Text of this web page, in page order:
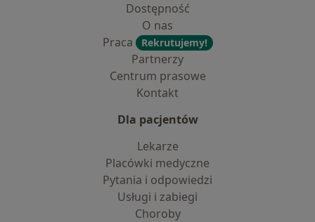
Dostępność
O nas
Praca
Rekrutujemy!
Partnerzy
Centrum prasowe
Kontakt
Dla pacjentów
Lekarze
Placówki medyczne
Pytania i odpowiedzi
Usługi i zabiegi
Choroby